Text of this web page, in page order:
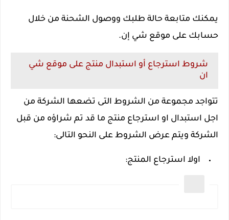
يمكنك متابعة حالة طلبك ووصول الشحنة من خلال
حسابك على موقع شي إن.
شروط استرجاع أو استبدال منتج على موقع شي
ان
تتواجد مجموعة من الشروط التى تضعها الشركة من
اجل استبدال او استرجاع منتج ما قد تم شراؤه من قبل
الشركة ويتم عرض الشروط على النحو التالى:
اولا استرجاع المنتج: